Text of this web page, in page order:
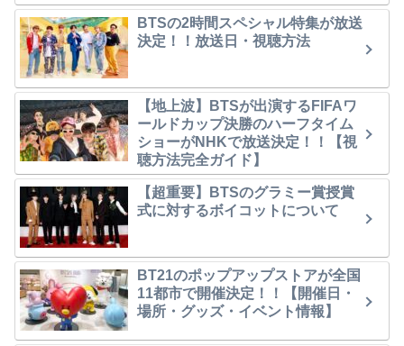
BTSの2時間スペシャル特集が放送
決定！！放送日・視聴方法
【地上波】BTSが出演するFIFAワ
ールドカップ決勝のハーフタイム
ショーがNHKで放送決定！！【視
聴方法完全ガイド】
【超重要】BTSのグラミー賞授賞
式に対するボイコットについて
BT21のポップアップストアが全国
11都市で開催決定！！【開催日・
場所・グッズ・イベント情報】